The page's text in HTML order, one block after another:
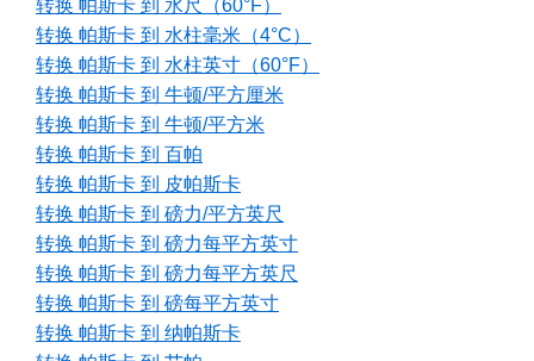
转换 帕斯卡 到 水尺（60°F）
转换 帕斯卡 到 水柱毫米（4°C）
转换 帕斯卡 到 水柱英寸（60°F）
转换 帕斯卡 到 牛顿/平方厘米
转换 帕斯卡 到 牛顿/平方米
转换 帕斯卡 到 百帕
转换 帕斯卡 到 皮帕斯卡
转换 帕斯卡 到 磅力/平方英尺
转换 帕斯卡 到 磅力每平方英寸
转换 帕斯卡 到 磅力每平方英尺
转换 帕斯卡 到 磅每平方英寸
转换 帕斯卡 到 纳帕斯卡